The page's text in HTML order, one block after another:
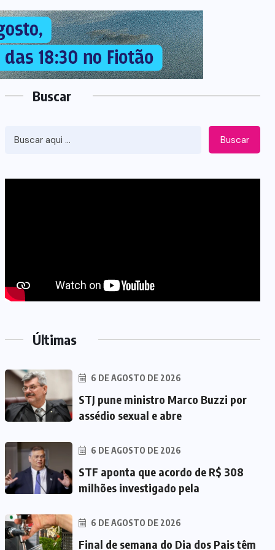
Buscar
Buscar
Últimas
6 DE AGOSTO DE 2026
STJ pune ministro Marco Buzzi por
assédio sexual e abre
6 DE AGOSTO DE 2026
STF aponta que acordo de R$ 308
milhões investigado pela
6 DE AGOSTO DE 2026
Final de semana do Dia dos Pais têm